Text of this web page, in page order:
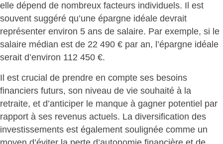
elle dépend de nombreux facteurs individuels. Il est
souvent suggéré qu’une épargne idéale devrait
représenter environ 5 ans de salaire. Par exemple, si le
salaire médian est de 22 490 € par an, l’épargne idéale
serait d’environ 112 450 €.
Il est crucial de prendre en compte ses besoins
financiers futurs, son niveau de vie souhaité à la
retraite, et d’anticiper le manque à gagner potentiel par
rapport à ses revenus actuels. La diversification des
investissements est également soulignée comme un